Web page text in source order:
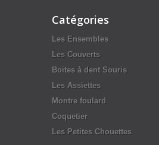
Catégories
Les Ensembles
Les Couverts
Boites à dent Souris
Les Assiettes
Montre foulard
Coquetier
Les Petites Chouettes